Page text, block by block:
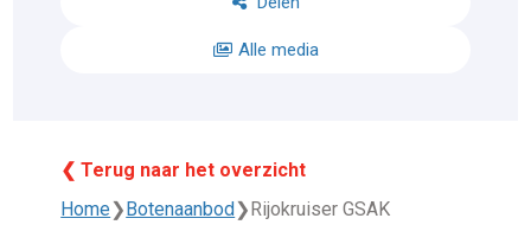
Alle media
❮ Terug naar het overzicht
Home❯Botenaanbod❯Rijokruiser GSAK